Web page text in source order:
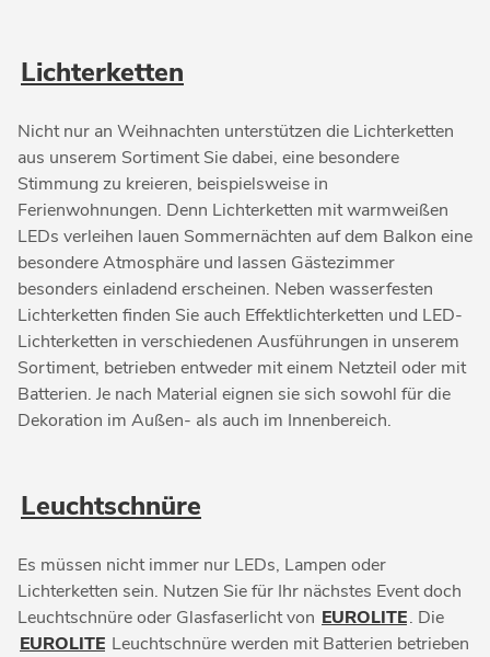
Lichterketten
Nicht nur an Weihnachten unterstützen die Lichterketten
aus unserem Sortiment Sie dabei, eine besondere
Stimmung zu kreieren, beispielsweise in
Ferienwohnungen. Denn Lichterketten mit warmweißen
LEDs verleihen lauen Sommernächten auf dem Balkon eine
besondere Atmosphäre und lassen Gästezimmer
besonders einladend erscheinen. Neben wasserfesten
Lichterketten finden Sie auch Effektlichterketten und LED-
Lichterketten in verschiedenen Ausführungen in unserem
Sortiment, betrieben entweder mit einem Netzteil oder mit
Batterien. Je nach Material eignen sie sich sowohl für die
Dekoration im Außen- als auch im Innenbereich.
Leuchtschnüre
Es müssen nicht immer nur LEDs, Lampen oder
Lichterketten sein. Nutzen Sie für Ihr nächstes Event doch
Leuchtschnüre oder Glasfaserlicht von EUROLITE. Die
EUROLITE Leuchtschnüre werden mit Batterien betrieben